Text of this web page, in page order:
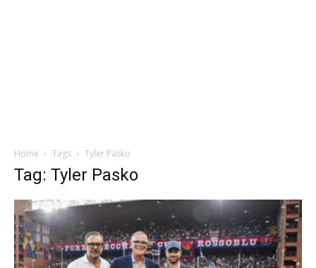
Home Tags Tyler Pasko
Tag: Tyler Pasko